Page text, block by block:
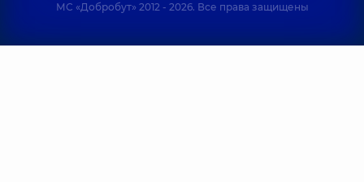
МС «Добробут» 2012 - 2026. Все права защищены